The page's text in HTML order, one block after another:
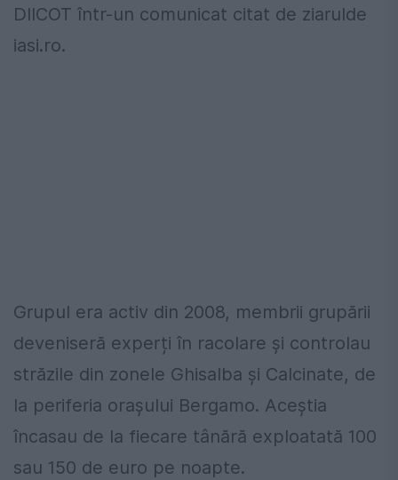
DIICOT într-un comunicat citat de ziarulde
iasi.ro.
Grupul era activ din 2008, membrii grupării
deveniseră experți în racolare și controlau
străzile din zonele Ghisalba şi Calcinate, de
la periferia oraşului Bergamo. Aceştia
încasau de la fiecare tânără exploatată 100
sau 150 de euro pe noapte.